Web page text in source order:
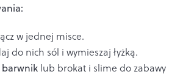
w jednej misce.
do nich sól i wymieszaj łyżką.
lub brokat i slime do zabawy